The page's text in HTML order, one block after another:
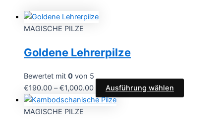
MAGISCHE PILZE
Goldene Lehrerpilze
Bewertet mit 0 von 5
€190.00 –€1,000.00 Ausführung wählen
MAGISCHE PILZE